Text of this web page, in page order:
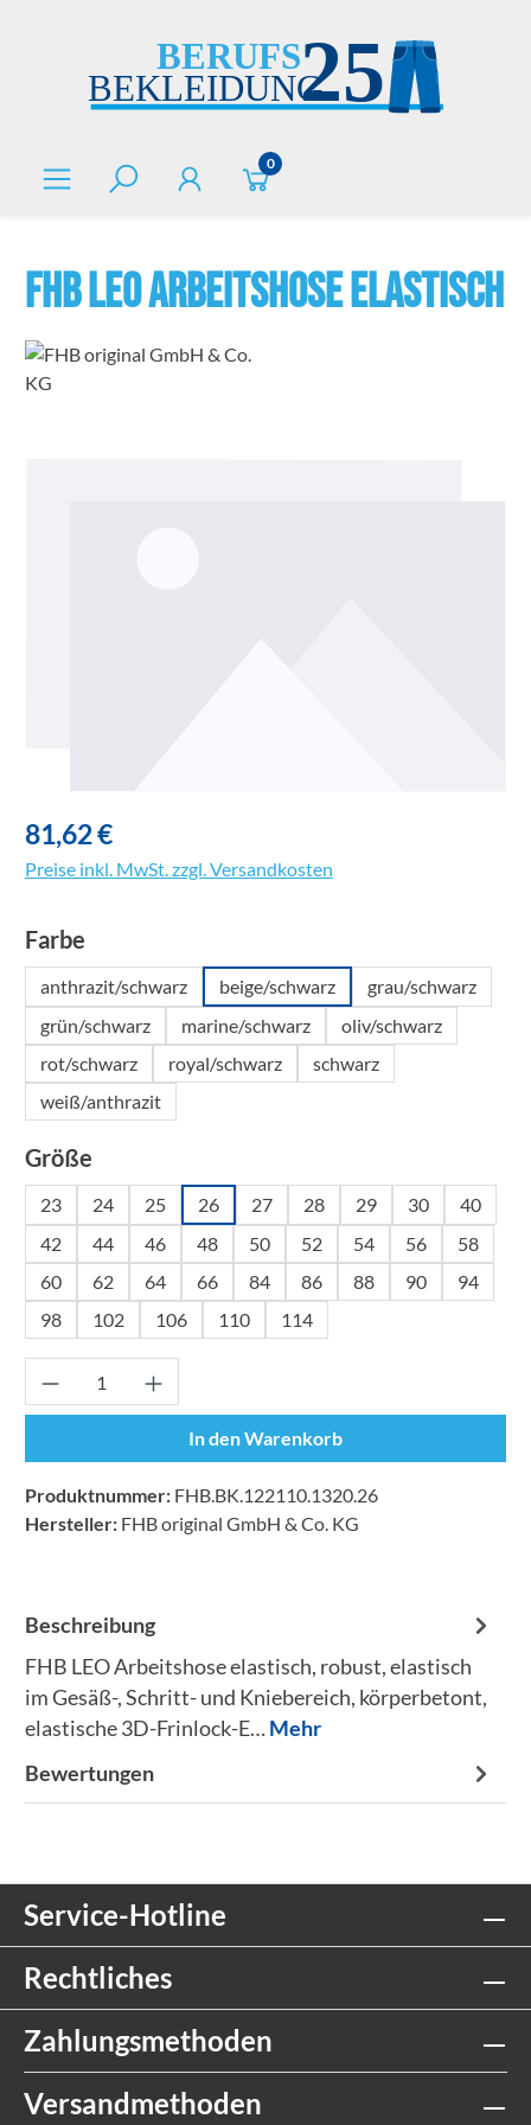
0
FHB LEO Arbeitshose elastisch
81,62 €
Preise inkl. MwSt. zzgl. Versandkosten
Farbe
anthrazit/schwarz beige/schwarz
grau/schwarz
grün/schwarz
marine/schwarz
oliv/schwarz
rot/schwarz
royal/schwarz
schwarz
weiß/anthrazit
Größe
23 24 25 26 27 28 29 30
40
42
44 46 48 50 52 54 56
58
60
62 64 66 84 86 88 90
94
98
102 106 110 114
Produkt Anzahl: Gib den gewünschten
In den Warenkorb
Produktnummer: FHB.BK.122110.1320.26
Hersteller: FHB original GmbH & Co. KG
Beschreibung
FHB LEO Arbeitshose elastisch, robust, elastisch
im Gesäß-, Schritt- und Kniebereich, körperbetont,
elastische 3D-Frinlock-E…Mehr
Bewertungen
Service-Hotline
Rechtliches
Zahlungsmethoden
Versandmethoden